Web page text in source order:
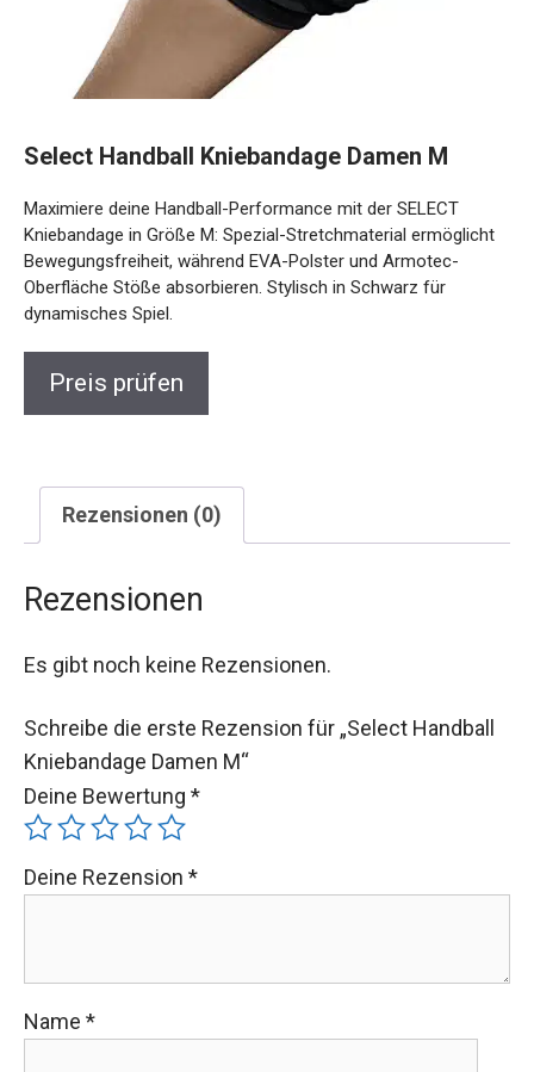
Select Handball Kniebandage Damen M
Maximiere deine Handball-Performance mit der SELECT
Kniebandage in Größe M: Spezial-Stretchmaterial ermöglicht
Bewegungsfreiheit, während EVA-Polster und Armotec-
Oberfläche Stöße absorbieren. Stylisch in Schwarz für
dynamisches Spiel.
Preis prüfen
Rezensionen (0)
Rezensionen
Es gibt noch keine Rezensionen.
Schreibe die erste Rezension für „Select Handball
Kniebandage Damen M“
Deine Bewertung *
Deine Rezension *
Name *